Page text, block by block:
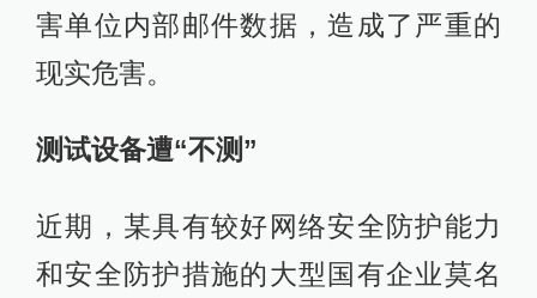
害单位内部邮件数据，造成了严重的
现实危害。
测试设备遭“不测”
近期，某具有较好网络安全防护能力
和安全防护措施的大型国有企业莫名